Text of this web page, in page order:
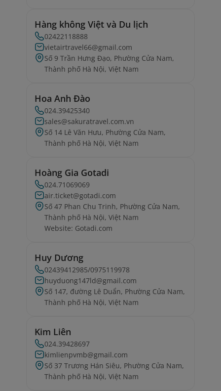
Hàng không Việt và Du lịch
02422118888
vietairtravel66@gmail.com
Số 9 Trần Hưng Đạo, Phường Cửa Nam,
Thành phố Hà Nội, Việt Nam
Hoa Anh Đào
024.39425340
sales@sakuratravel.com.vn
Số 14 Lê Văn Hưu, Phường Cửa Nam,
Thành phố Hà Nội, Việt Nam
Hoàng Gia Gotadi
024.71069069
air.ticket@gotadi.com
Số 47 Phan Chu Trinh, Phường Cửa Nam,
Thành phố Hà Nội, Việt Nam
Website: Gotadi.com
Huy Dương
02439412985/0975119978
huyduong147ld@gmail.com
Số 147, đường Lê Duẩn, Phường Cửa Nam,
Thành phố Hà Nội, Việt Nam
Kim Liên
024.39428697
kimlienpvmb@gmail.com
Số 37 Trương Hán Siêu, Phường Cửa Nam,
Thành phố Hà Nội, Việt Nam